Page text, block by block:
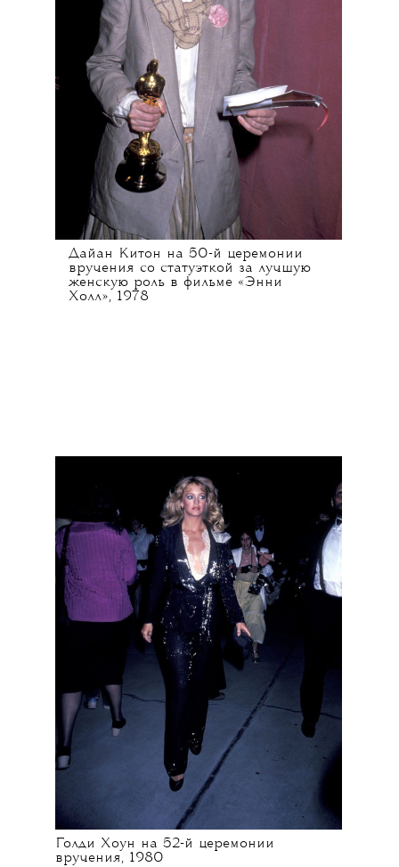
Дайан Китон на 50-й церемонии
вручения со статуэткой за лучшую
женскую роль в фильме «Энни
Холл», 1978
Голди Хоун на 52-й церемонии
вручения, 1980